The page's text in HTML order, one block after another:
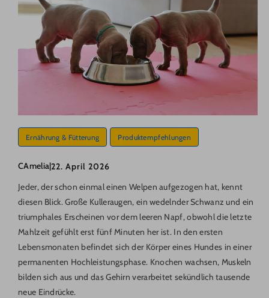
Ernährung & Fütterung Produktempfehlungen
CAmelia|22. April 2026
Jeder, der schon einmal einen Welpen aufgezogen hat, kennt
diesen Blick. Große Kulleraugen, ein wedelnder Schwanz und ein
triumphales Erscheinen vor dem leeren Napf, obwohl die letzte
Mahlzeit gefühlt erst fünf Minuten her ist. In den ersten
Lebensmonaten befindet sich der Körper eines Hundes in einer
permanenten Hochleistungsphase. Knochen wachsen, Muskeln
bilden sich aus und das Gehirn verarbeitet sekündlich tausende
neue Eindrücke.